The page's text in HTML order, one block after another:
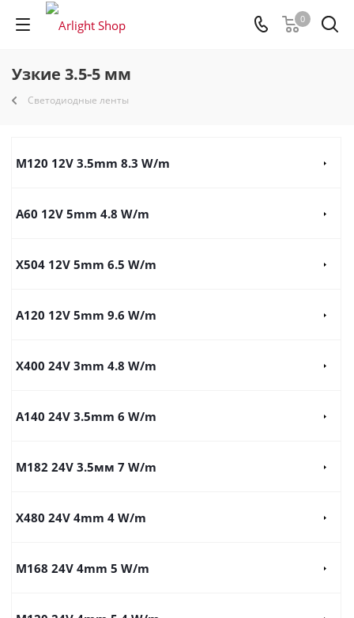
0
Узкие 3.5-5 мм
Светодиодные ленты
M120 12V 3.5mm 8.3 W/m
A60 12V 5mm 4.8 W/m
X504 12V 5mm 6.5 W/m
A120 12V 5mm 9.6 W/m
X400 24V 3mm 4.8 W/m
A140 24V 3.5mm 6 W/m
M182 24V 3.5мм 7 W/m
X480 24V 4mm 4 W/m
M168 24V 4mm 5 W/m